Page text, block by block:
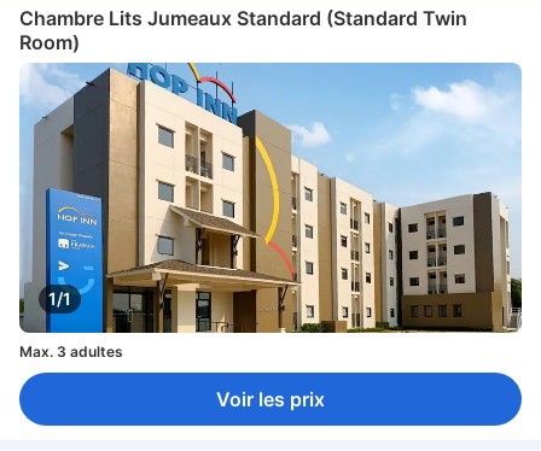
Chambre Lits Jumeaux Standard (Standard Twin
Room)
1/1
Max. 3 adultes
Voir les prix